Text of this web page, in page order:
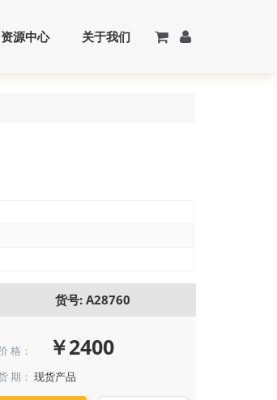
货号: A28760
格： ￥2400
期： 现货产品
资源中心 关于我们